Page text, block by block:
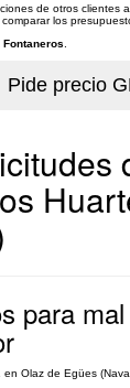
de otros clientes
los
Fontaneros
para
Olaz de Egües